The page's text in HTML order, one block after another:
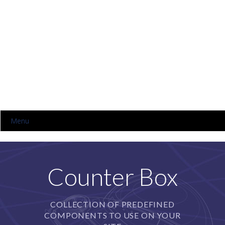
Menu
HOME
Counter Box
COLLECTION OF PREDEFINED
COMPONENTS TO USE ON YOUR